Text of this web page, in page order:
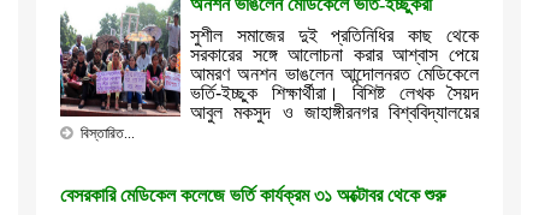
অনশন ভাঙলেন মেডিকেলে ভর্তি-ইচ্ছুকরা
সুশীল সমাজের দুই প্রতিনিধির কাছ থেকে
সরকারের সঙ্গে আলোচনা করার আশ্বাস পেয়ে
আমরণ অনশন ভাঙলেন আন্দোলনরত মেডিকেলে
ভর্তি-ইচ্ছুক শিক্ষার্থীরা। বিশিষ্ট লেখক সৈয়দ
আবুল মকসুদ ও জাহাঙ্গীরনগর বিশ্ববিদ্যালয়ের
বিস্তারিত...
বেসরকারি মেডিকেল কলেজে ভর্তি কার্যক্রম ৩১ অক্টোবর থেকে শুরু